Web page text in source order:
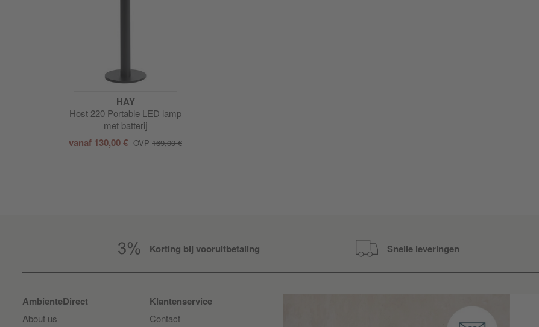
HAY
Host 220 Portable LED lamp
met batterij
vanaf 130,00 € OVP 169,00 €
Korting bij vooruitbetaling Snelle leveringen
AmbienteDirect
About us
Klantenservice
Contact